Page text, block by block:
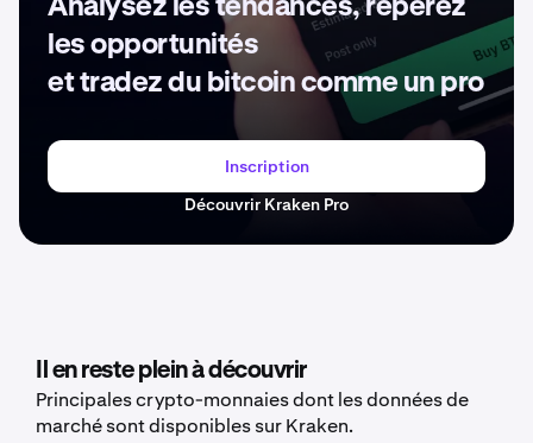
Analysez les tendances, repérez
les opportunités
et tradez du bitcoin comme un pro
Inscription
Découvrir Kraken Pro
Il en reste plein à découvrir
Principales crypto-monnaies dont les données de
marché sont disponibles sur Kraken.